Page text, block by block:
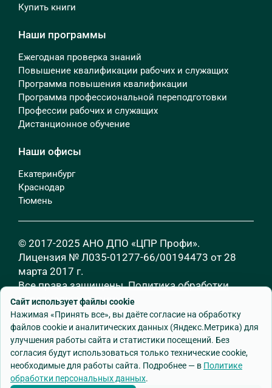
Купить книги
Наши программы
Ежегодная проверка знаний
Повышение квалификации рабочих и служащих
Программа повышения квалификации
Программа профессиональной переподготовки
Профессии рабочих и служащих
Дистанционное обучение
Наши офисы
Екатеринбург
Краснодар
Тюмень
© 2017-2025 АНО ДПО «ЦПР Профи».
Лицензия № Л035-01277-66/00194473 от 28
марта 2017 г.
Все права защищены.Политика обработки
персональных данных
Сайт использует файлы cookie
Нажимая «Принять все», вы даёте согласие на обработку
файлов cookie и аналитических данных (Яндекс.Метрика) для
улучшения работы сайта и статистики посещений. Без
согласия будут использоваться только технические cookie,
необходимые для работы сайта. Подробнее — в Политике
обработки персональных данных.